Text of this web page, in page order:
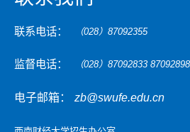
联系电话： （028）87092355
监督电话： （028）87092833 87092898
电子邮箱： zb@swufe.edu.cn